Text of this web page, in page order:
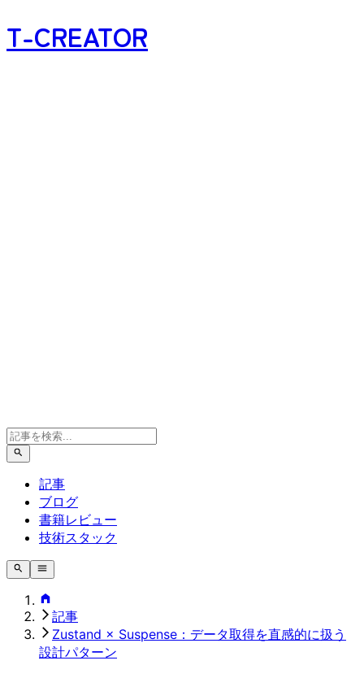
T-CREATOR
記事
ブログ
書籍レビュー
技術スタック
記事
Zustand × Suspense：データ取得を直感的に扱う
設計パターン